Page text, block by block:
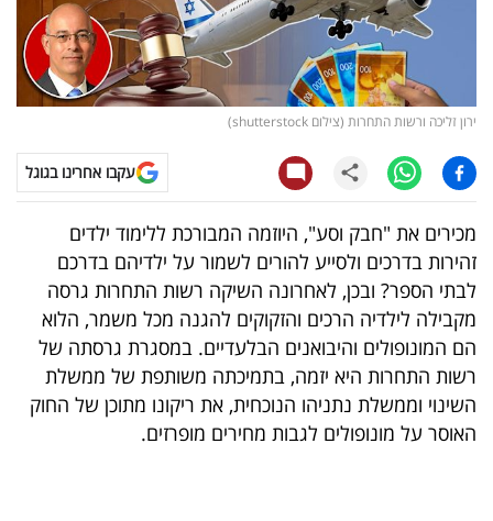
קריפטו
ויראלי
טלוויזיה
עסקי
ספורט
קריירה
ולימודים
מינויים
רייטינג
ירון זליכה ורשות התחרות (צילום shutterstock)
עקבו אחרינו בגוגל
מכירים את "חבק וסע", היוזמה המבורכת ללימוד ילדים
זהירות בדרכים ולסייע להורים לשמור על ילדיהם בדרכם
לבתי הספר? ובכן, לאחרונה השיקה רשות התחרות גרסה
מקבילה לילדיה הרכים והזקוקים להגנה מכל משמר, הלוא
הם המונופולים והיבואנים הבלעדיים. במסגרת גרסתה של
רשות התחרות היא יזמה, בתמיכתה משותפת של ממשלת
השינוי וממשלת נתניהו הנוכחית, את ריקונו מתוכן של החוק
האוסר על מונופולים לגבות מחירים מופרזים.